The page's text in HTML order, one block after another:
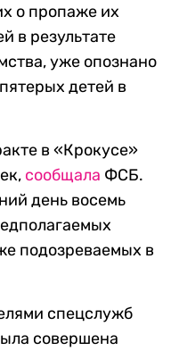
о пропаже их
в результате
уже опознано
детей в
в «Крокусе»
сообщала ФСБ.
день восемь
подозреваемых в
спецслужб
совершена